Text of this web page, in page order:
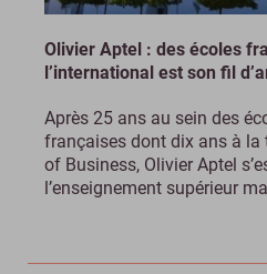
Olivier Aptel : des écoles
l’international est son fil
Après 25 ans au sein des
françaises dont dix ans à la
of Business, Olivier Aptel
l’enseignement supérieur